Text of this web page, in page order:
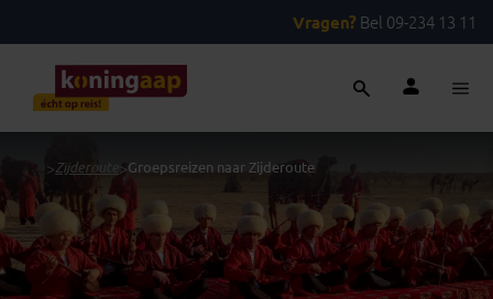
Vragen? Bel 09-234 13 11
>Zijderoute >Groepsreizen naar Zijderoute